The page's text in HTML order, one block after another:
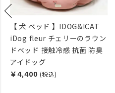
【 犬 猫 ベッド 】
IDOG&ICAT UNAGE エアーメ
ッシュマットレス 防水キルト
Mサイズ アイドッグ
￥8,882 (税込)